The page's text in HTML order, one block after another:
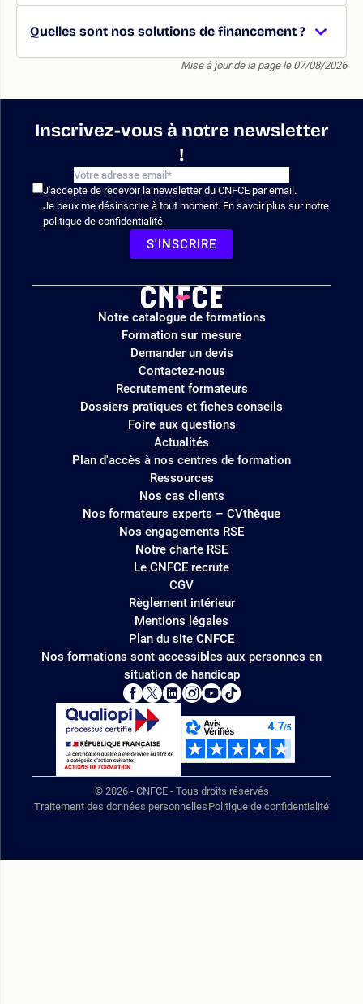
Quelles sont nos solutions de financement ?
Mise à jour de la page le 07/08/2026
Inscrivez-vous à notre newsletter
!
J'accepte de recevoir la newsletter du CNFCE par email.
Je peux me désinscrire à tout moment. En savoir plus sur notre
politique de confidentialité.
S'INSCRIRE
Logo
site
Notre catalogue de formations
Formation sur mesure
Demander un devis
Contactez-nous
Recrutement formateurs
Dossiers pratiques et fiches conseils
Foire aux questions
Actualités
Plan d'accès à nos centres de formation
Ressources
Nos cas clients
Nos formateurs experts – CVthèque
Nos engagements RSE
Notre charte RSE
Le CNFCE recrute
CGV
Règlement intérieur
Mentions légales
Plan du site CNFCE
Nos formations sont accessibles aux personnes en
situation de handicap
© 2026 - CNFCE - Tous droits réservés
Traitement des données personnelles Politique de confidentialité